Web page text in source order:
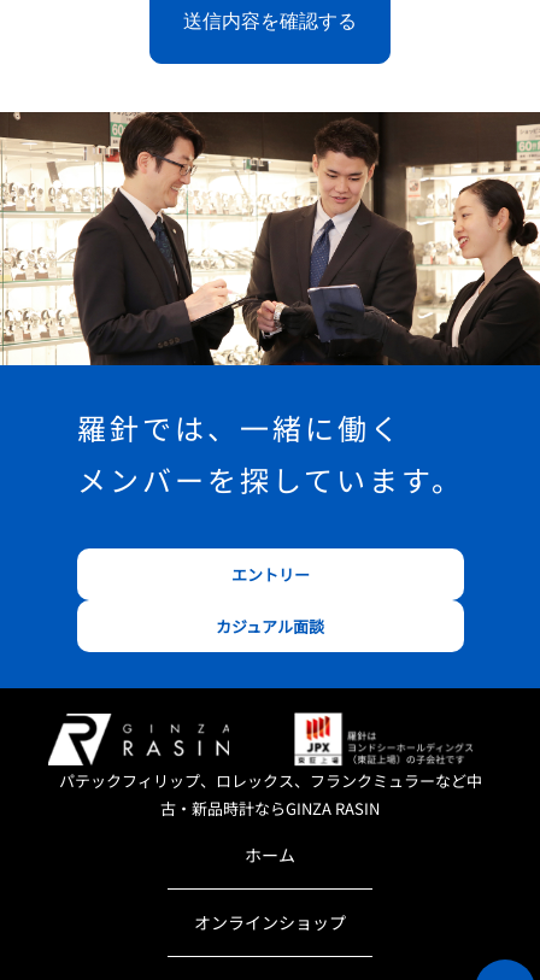
羅針では、一緒に働く
メンバーを探しています。
エントリー
カジュアル面談
パテックフィリップ、ロレックス、フランクミュラーなど中
古・新品時計ならGINZA RASIN
ホーム
オンラインショップ